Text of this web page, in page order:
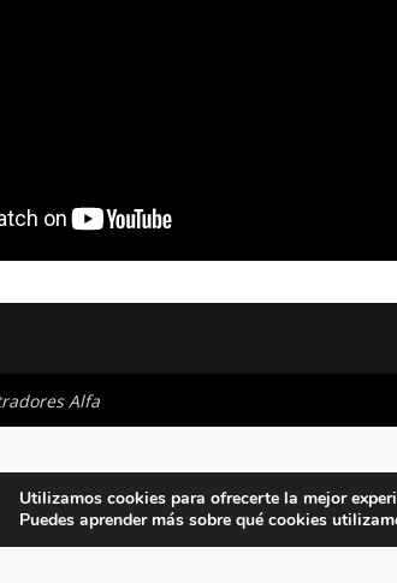
Alfa
Utilizamos cookies para ofrecerte la mejor
Puedes aprender más sobre qué cookies